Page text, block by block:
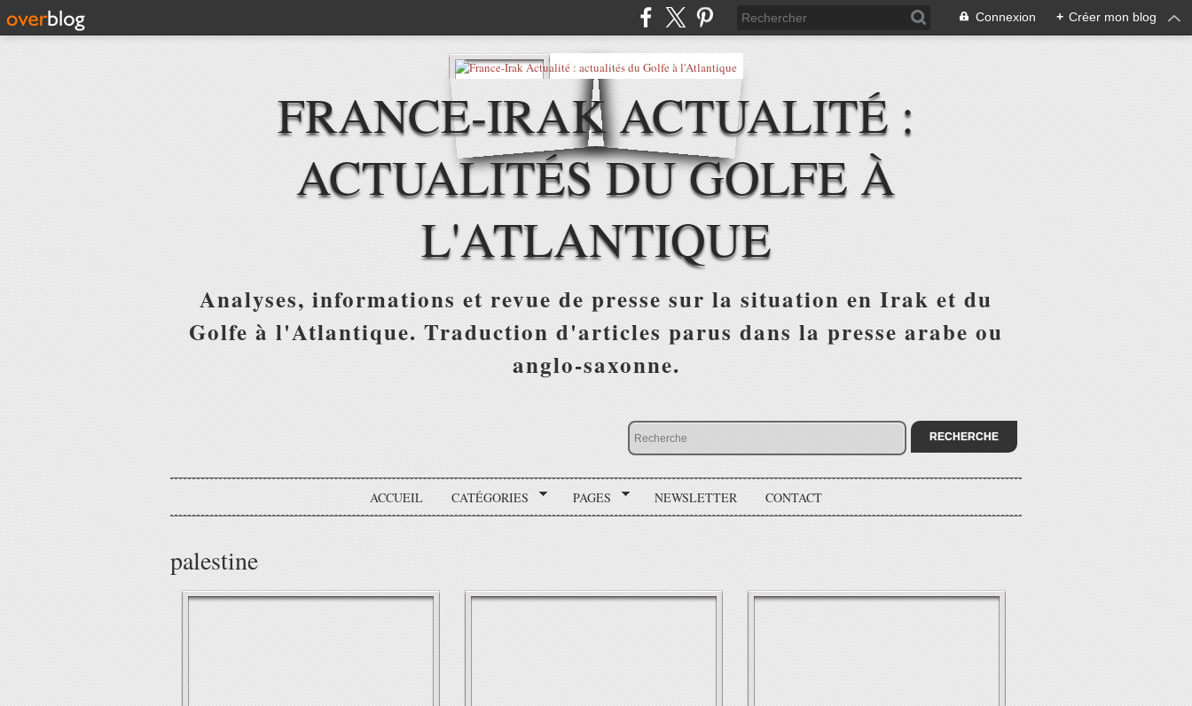
Connexion + Créer mon blog
FRANCE-IRAK ACTUALITÉ :
ACTUALITÉS DU GOLFE À
L'ATLANTIQUE
Analyses, informations et revue de presse sur la situation en Irak et du
Golfe à l'Atlantique. Traduction d'articles parus dans la presse arabe ou
anglo-saxonne.
ACCUEIL CATÉGORIES PAGES NEWSLETTER CONTACT
palestine